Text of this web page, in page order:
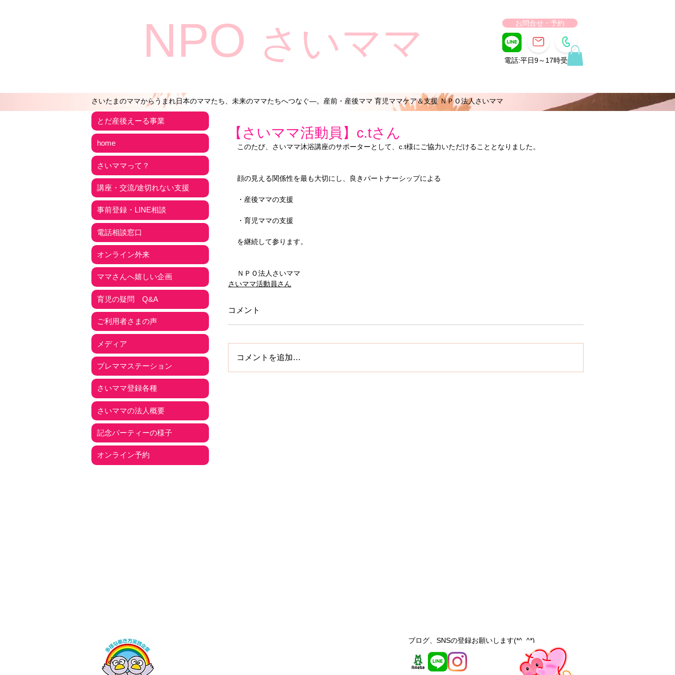
NPO さいママ 電話:平日9～17時受付
お問合せ・予約
さいたまのママからうまれ日本のママたち、未来のママたちへつなぐ―。産前・産後ママ 育児ママケア＆支援 ＮＰＯ法人さいママ
【さいママ活動員】c.tさん
このたび、さいママ沐浴講座のサポーターとして、c.t様にご協力いただけることとなりました。
顔の見える関係性を最も大切にし、良きパートナーシップによる
・産後ママの支援
・育児ママの支援
を継続して参ります。
ＮＰＯ法人さいママ
さいママ活動員さん
コメント
コメントを追加…
とだ産後えーる事業
home
さいママって？
講座・交流/途切れない支援
事前登録・LINE相談
電話相談窓口
オンライン外来
ママさんへ嬉しい企画
育児の疑問 Q&A
ご利用者さまの声
メディア
プレママステーション
さいママ登録各種
さいママの法人概要
記念パーティーの様子
オンライン予約
ブログ、SNSの登録お願いします(*^_^*)